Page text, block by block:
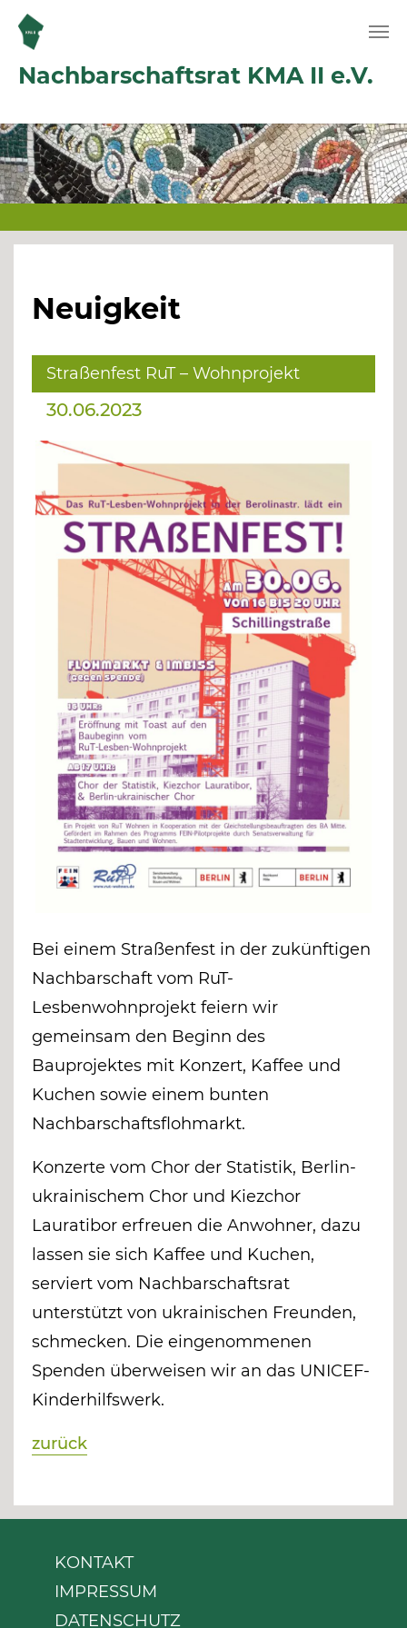
Zum Hauptinhalt springen
Nachbarschaftsrat KMA II e.V.
Neuigkeit
Straßenfest RuT – Wohnprojekt
30.06.2023
Bei einem Straßenfest in der zukünftigen
Nachbarschaft vom RuT-
Lesbenwohnprojekt feiern wir
gemeinsam den Beginn des
Bauprojektes mit Konzert, Kaffee und
Kuchen sowie einem bunten
Nachbarschaftsflohmarkt.
Konzerte vom Chor der Statistik, Berlin-
ukrainischem Chor und Kiezchor
Lauratibor erfreuen die Anwohner, dazu
lassen sie sich Kaffee und Kuchen,
serviert vom Nachbarschaftsrat
unterstützt von ukrainischen Freunden,
schmecken. Die eingenommenen
Spenden überweisen wir an das UNICEF-
Kinderhilfswerk.
zurück
KONTAKT
IMPRESSUM
DATENSCHUTZ